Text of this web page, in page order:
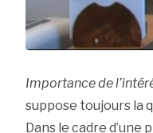
Importance de
suppose toujours la
Dans le cadre